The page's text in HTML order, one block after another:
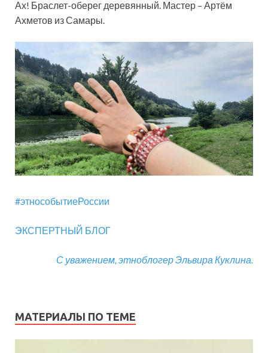
Ах! Браслет-оберег деревянный. Мастер – Артём
Ахметов из Самары.
#этнособытиеРоссии
ЭКСПЕРТНЫЙ БЛОГ
С уважением, этноблогер Эльвира Куклина.
МАТЕРИАЛЫ ПО ТЕМЕ